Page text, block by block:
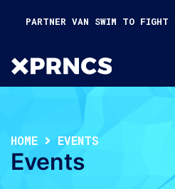
PARTNER VAN SWIM TO FIGHT
HOME EVENTS
Events